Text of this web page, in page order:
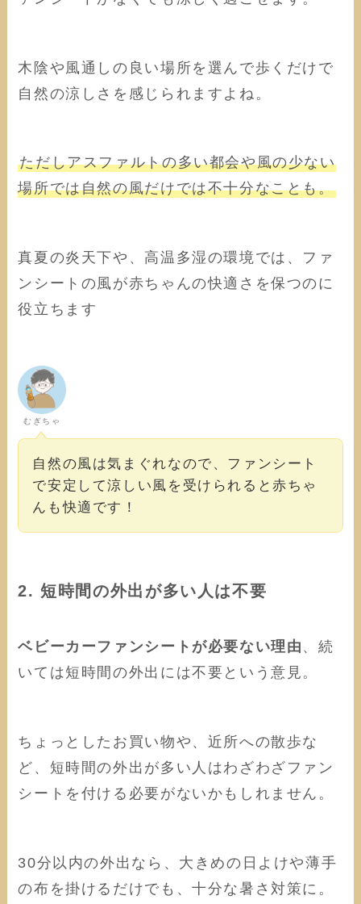
木陰や風通しの良い場所を選んで歩くだけで
自然の涼しさを感じられますよね。
ただしアスファルトの多い都会や風の少ない
場所では自然の風だけでは不十分なことも。
真夏の炎天下や、高温多湿の環境では、ファ
ンシートの風が赤ちゃんの快適さを保つのに
役立ちます
むぎちゃ
自然の風は気まぐれなので、ファンシート
で安定して涼しい風を受けられると赤ちゃ
んも快適です！
2. 短時間の外出が多い人は不要
ベビーカーファンシートが必要ない理由 、続
いては短時間の外出には不要という意見。
ちょっとしたお買い物や、近所への散歩な
ど、短時間の外出が多い人はわざわざファン
シートを付ける必要がないかもしれません。
30分以内の外出なら、大きめの日よけや薄手
の布を掛けるだけでも、十分な暑さ対策に。